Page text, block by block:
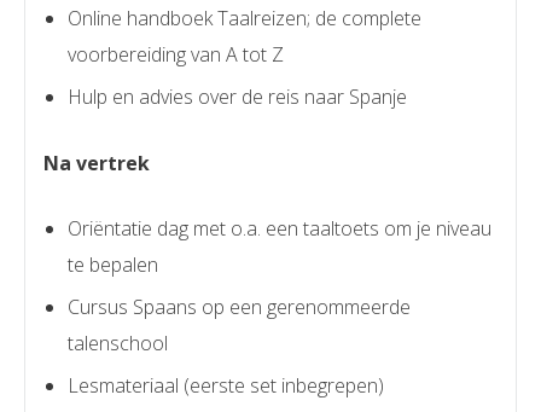
Online handboek Taalreizen; de complete
voorbereiding van A tot Z
Hulp en advies over de reis naar Spanje
Na vertrek
Oriëntatie dag met o.a. een taaltoets om je niveau
te bepalen
Cursus Spaans op een gerenommeerde
talenschool
Lesmateriaal (eerste set inbegrepen)